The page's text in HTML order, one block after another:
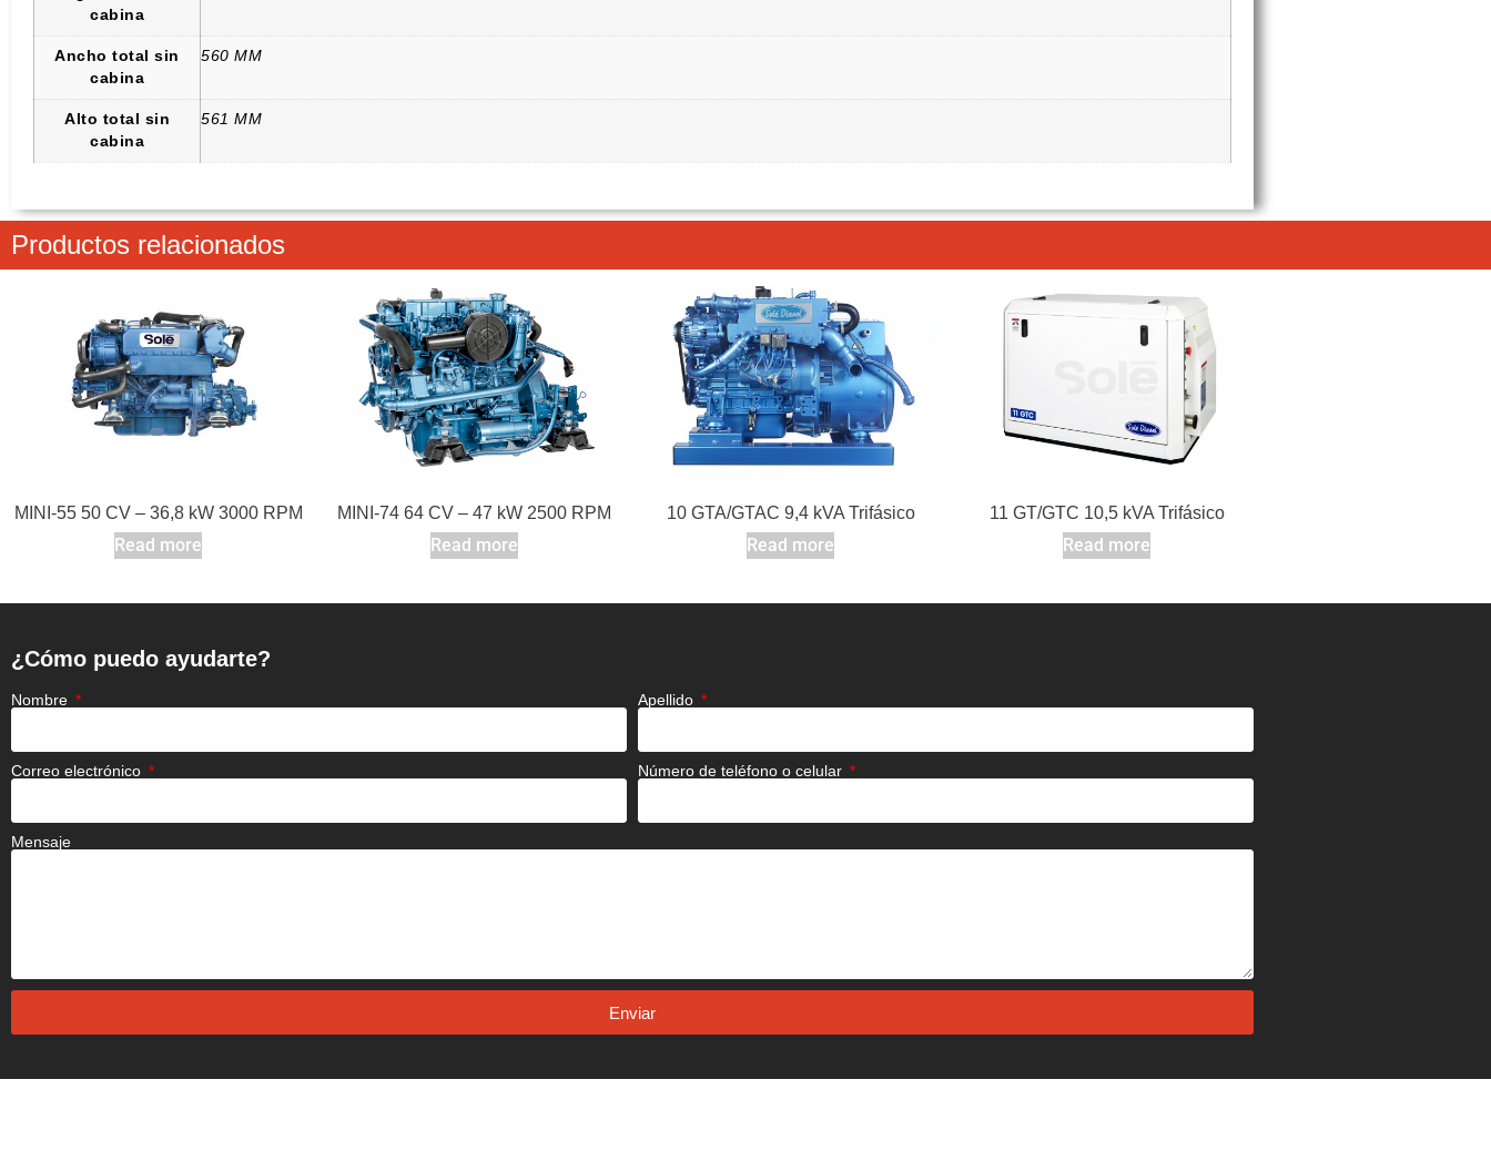
cabina
Ancho total sin
cabina
560 MM
Alto total sin
cabina
561 MM
Productos relacionados
MINI-55 50 CV – 36,8 kW 3000 RPM
Read more
MINI-74 64 CV – 47 kW 2500 RPM
Read more
10 GTA/GTAC 9,4 kVA Trifásico
Read more
11 GT/GTC 10,5 kVA Trifásico
Read more
¿Cómo puedo ayudarte?
Nombre Apellido
Correo electrónico Número de teléfono o celular
Mensaje
Enviar